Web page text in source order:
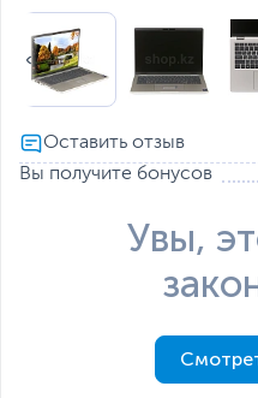
Вы получите бонусов
Увы,